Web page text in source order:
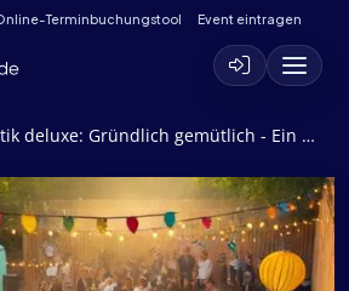
Terminbuchungstool Event eintragen
Gründlich gemütlich - Ein wilder Heimatabend